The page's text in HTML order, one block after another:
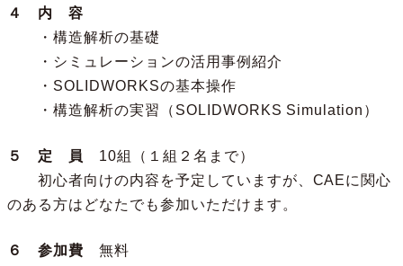
４ 内 容
・構造解析の基礎
・シミュレーションの活用事例紹介
・SOLIDWORKSの基本操作
・構造解析の実習（SOLIDWORKS Simulation）
５ 定 員
10組（１組２名まで）
初心者向けの内容を予定していますが、CAEに関心
のある方はどなたでも参加いただけます。
６ 参加費 無料